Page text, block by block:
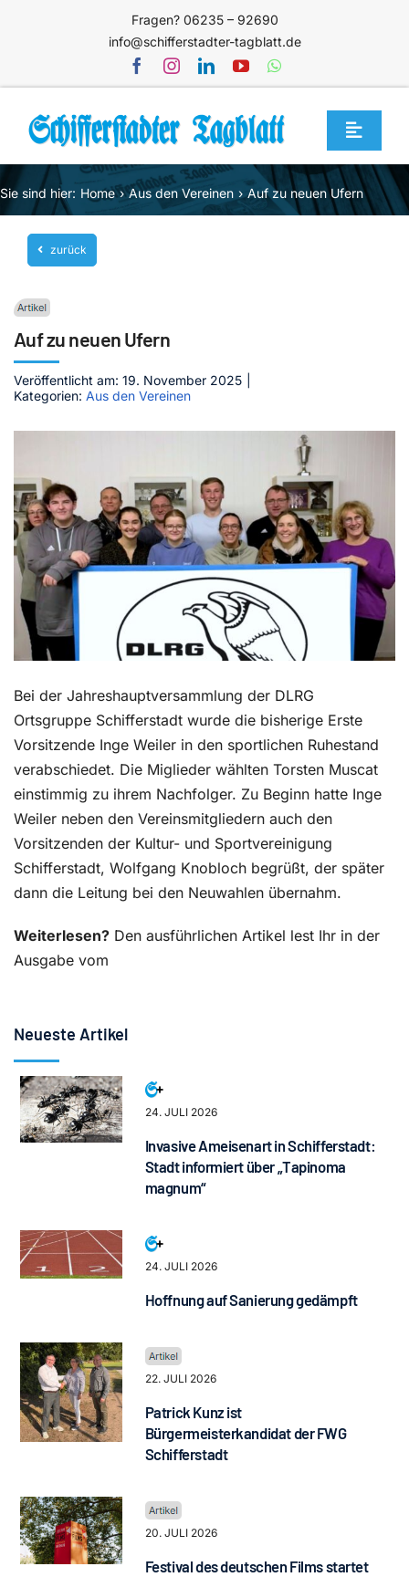
Fragen? 06235 – 92690
info@schifferstadter-tagblatt.de
Toggle
Home
Themen
Blog
Mediathek
Jetzt abonnieren
Sie sind hier: Home Aus den Vereinen Auf zu neuen Ufern
zurück
Auf zu neuen Ufern
Veröffentlicht am: 19. November 2025
Kategorien: Aus den Vereinen
Bei der Jahreshauptversammlung der DLRG
Ortsgruppe Schifferstadt wurde die bisherige Erste
Vorsitzende Inge Weiler in den sportlichen Ruhestand
verabschiedet. Die Miglieder wählten Torsten Muscat
einstimmig zu ihrem Nachfolger. Zu Beginn hatte Inge
Weiler neben den Vereinsmitgliedern auch den
Vorsitzenden der Kultur- und Sportvereinigung
Schifferstadt, Wolfgang Knobloch begrüßt, der später
dann die Leitung bei den Neuwahlen übernahm.
Weiterlesen? Den ausführlichen Artikel lest Ihr in der
Ausgabe vom
Neueste Artikel
24. JULI 2026
Invasive Ameisenart in Schifferstadt:
Stadt informiert über „Tapinoma
magnum“
24. JULI 2026
Hoffnung auf Sanierung gedämpft
22. JULI 2026
Patrick Kunz ist
Bürgermeisterkandidat der FWG
Schifferstadt
20. JULI 2026
Festival des deutschen Films startet